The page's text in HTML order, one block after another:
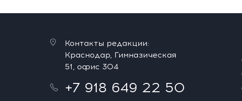
Контакты редакции:
Краснодар, Гимназическая
51, офис 304
+7 918 649 22 50